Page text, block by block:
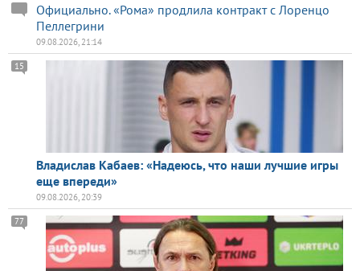
Официально. «Рома» продлила контракт с Лоренцо
Пеллегрини
09.08.2026, 21:14
Владислав Кабаев: «Надеюсь, что наши лучшие игры
еще впереди»
15
09.08.2026, 20:39
77